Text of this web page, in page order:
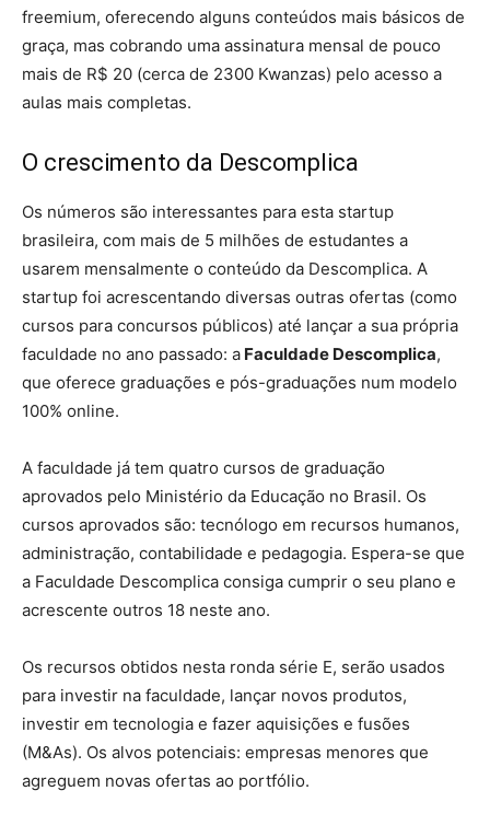
freemium, oferecendo alguns conteúdos mais básicos de
graça, mas cobrando uma assinatura mensal de pouco
mais de R$ 20 (cerca de 2300 Kwanzas) pelo acesso a
aulas mais completas.
O crescimento da Descomplica
Os números são interessantes para esta startup
brasileira, com mais de 5 milhões de estudantes a
usarem mensalmente o conteúdo da Descomplica. A
startup foi acrescentando diversas outras ofertas (como
cursos para concursos públicos) até lançar a sua própria
faculdade no ano passado: a Faculdade Descomplica,
que oferece graduações e pós-graduações num modelo
100% online.
A faculdade já tem quatro cursos de graduação
aprovados pelo Ministério da Educação no Brasil. Os
cursos aprovados são: tecnólogo em recursos humanos,
administração, contabilidade e pedagogia. Espera-se que
a Faculdade Descomplica consiga cumprir o seu plano e
acrescente outros 18 neste ano.
Os recursos obtidos nesta ronda série E, serão usados
para investir na faculdade, lançar novos produtos,
investir em tecnologia e fazer aquisições e fusões
(M&As). Os alvos potenciais: empresas menores que
agreguem novas ofertas ao portfólio.